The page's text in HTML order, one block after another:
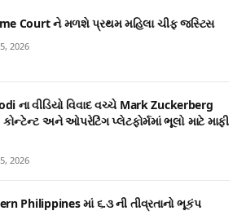
Court ને મળશે પ્રથમ મહિલા ચીફ જસ્ટિસ
2026
ના વીડિયો વિવાદ વચ્ચે Mark Zuckerberg
અને ઓપરેટિંગ પ્લેટફોર્મમાં ભૂલો માટે માફી
2026
Philippines માં ૬.૩ ની તીવ્રતાનો ભૂકંપ